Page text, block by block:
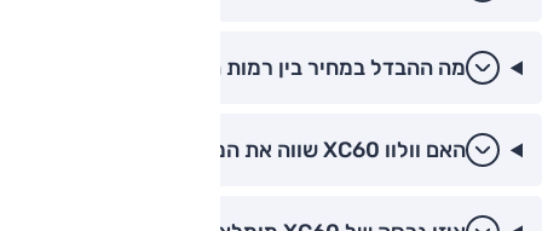
מה ההבדל במחיר בין רמות הגימור של XC60?
האם וולוו XC60 שווה את המחיר?